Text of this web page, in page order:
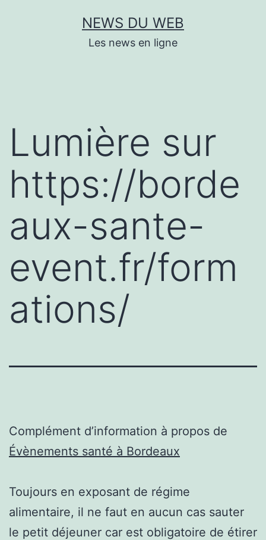
NEWS DU WEB
Les news en ligne
Lumière sur
https://borde
aux-sante-
event.fr/form
ations/
Complément d’information à propos de
Évènements santé à Bordeaux
Toujours en exposant de régime
alimentaire, il ne faut en aucun cas sauter
le petit déjeuner car est obligatoire de étirer